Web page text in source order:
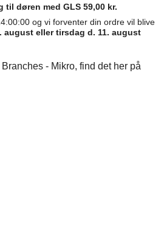
til døren med GLS 59,00 kr.
og vi forventer din ordre vil blive
august eller tirsdag d. 11. august
- Mikro, find det her på